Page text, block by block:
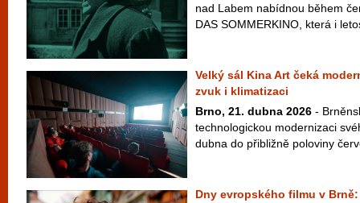
nad Labem nabídnou během
DAS SOMMERKINO, která i
Velký sál Kina Art čeká
zvuk i klimatizaci
Brno, 21. dubna 2026 -
technologickou modernizaci
dubna do přibližně poloviny
Dny evropského filmu v